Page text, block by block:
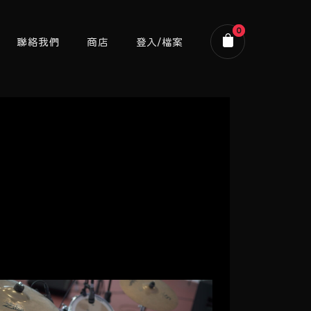
聯絡我們 商店 登入/檔案
0